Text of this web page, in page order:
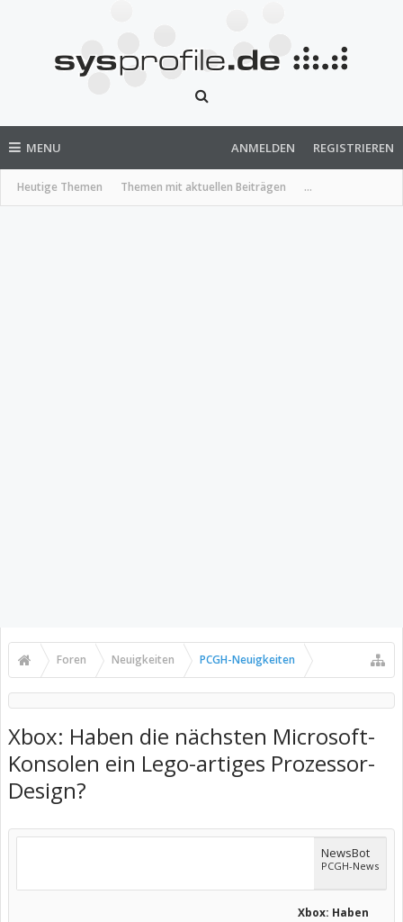
MENU
Heutige Themen Themen mit aktuellen Beiträgen ...
ANMELDEN REGISTRIEREN
Foren Neuigkeiten PCGH-Neuigkeiten
Xbox: Haben die nächsten Microsoft-
Konsolen ein Lego-artiges Prozessor-
Design?
NewsBot
PCGH-News
Xbox: Haben